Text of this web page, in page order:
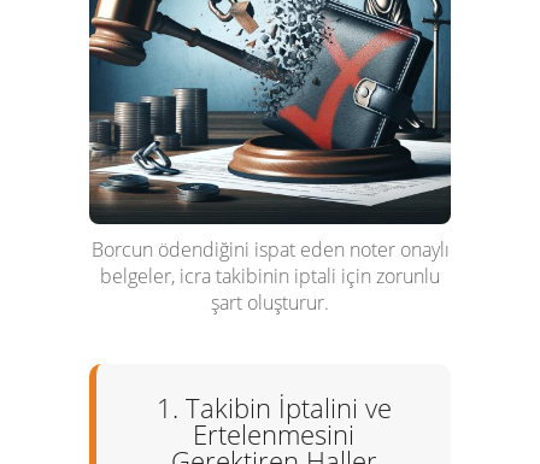
Borcun ödendiğini ispat eden noter onaylı
belgeler, icra takibinin iptali için zorunlu
şart oluşturur.
1. Takibin İptalini ve
Ertelenmesini